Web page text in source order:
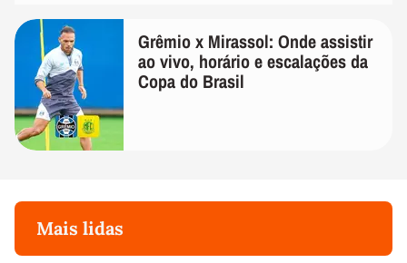
Grêmio x Mirassol: Onde assistir
ao vivo, horário e escalações da
Copa do Brasil
Mais lidas